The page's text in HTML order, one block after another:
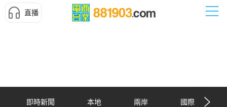
直播
即時新聞 本地 兩岸 國際